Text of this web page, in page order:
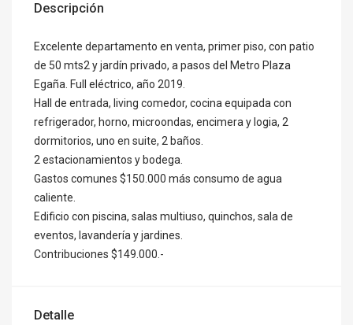
Descripción
Excelente departamento en venta, primer piso, con patio
de 50 mts2 y jardín privado, a pasos del Metro Plaza
Egaña. Full eléctrico, año 2019.
Hall de entrada, living comedor, cocina equipada con
refrigerador, horno, microondas, encimera y logia, 2
dormitorios, uno en suite, 2 baños.
2 estacionamientos y bodega.
Gastos comunes $150.000 más consumo de agua
caliente.
Edificio con piscina, salas multiuso, quinchos, sala de
eventos, lavandería y jardines.
Contribuciones $149.000.-
Detalle